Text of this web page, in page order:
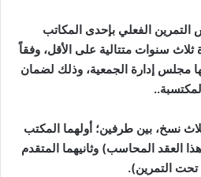
الفعلي بإحدى المكاتب
ثلاث سنوات متتالية على الأقل، وفقاً
مجلس إدارة الجمعية، وذلك لضمان
نسخ، بين طرفين؛ أولهما المكتب
العقد المحاسب) وثانيهما المتقدم
التمرين).